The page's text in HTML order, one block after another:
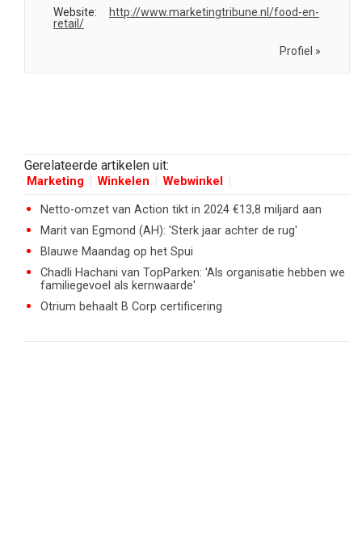
Website:
http://www.marketingtribune.nl/food-en-
retail/
Profiel »
Gerelateerde artikelen uit:
Marketing Winkelen Webwinkel
Netto-omzet van Action tikt in 2024 €13,8 miljard aan
Marit van Egmond (AH): 'Sterk jaar achter de rug'
Blauwe Maandag op het Spui
Chadli Hachani van TopParken: 'Als organisatie hebben we
familiegevoel als kernwaarde'
Otrium behaalt B Corp certificering